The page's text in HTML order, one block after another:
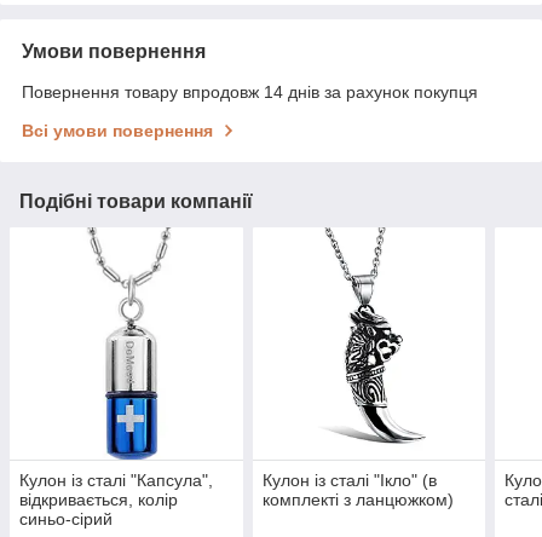
Умови повернення
Повернення товару впродовж 14 днів за рахунок покупця
Всі умови повернення
Подібні товари компанії
Кулон із сталі "Капсула",
відкривається, колір
синьо-сірий
Кулон із сталі "Ікло" (в
комплекті з ланцюжком)